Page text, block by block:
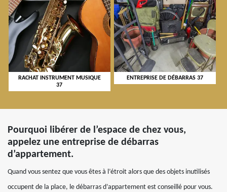
RACHAT INSTRUMENT MUSIQUE
37
ENTREPRISE DE DÉBARRAS 37
Pourquoi libérer de l’espace de chez vous,
appelez une entreprise de débarras
d’appartement.
Quand vous sentez que vous êtes à l’étroit alors que des objets inutilisés
occupent de la place, le débarras d’appartement est conseillé pour vous.